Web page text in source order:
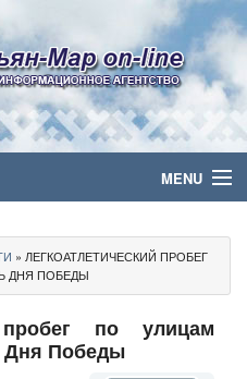
MENU
» ЛЕГКОАТЛЕТИЧЕСКИЙ ПРОБЕГ
ДНЯ ПОБЕДЫ
пробег по улицам
Дня Победы